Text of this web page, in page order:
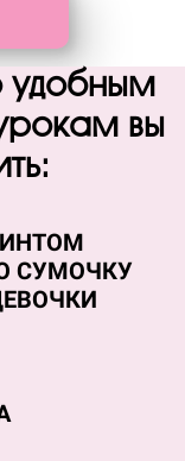
удобным
вы
СУМОЧКУ